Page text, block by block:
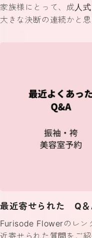
家族様にとって、成人
大きな決断の連続かと
最近寄せられた Q
Furisode Flowerのレン